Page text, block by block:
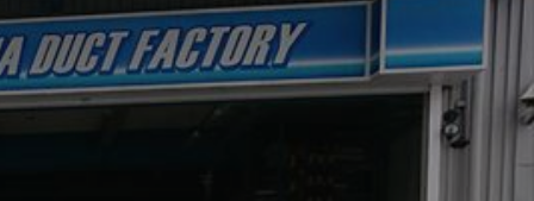
会社を知る